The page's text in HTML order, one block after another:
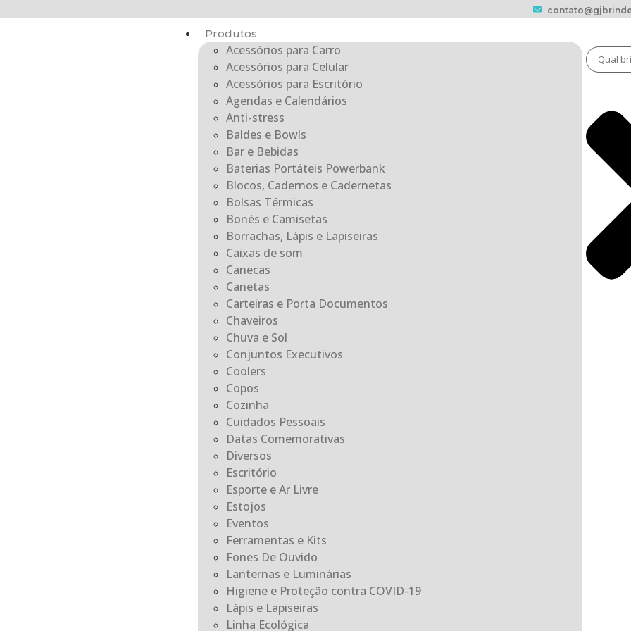
Produtos
Acessórios para Carro
Acessórios para Celular
Acessórios para Escritório
Agendas e Calendários
Anti-stress
Baldes e Bowls
Bar e Bebidas
Baterias Portáteis Powerbank
Blocos, Cadernos e Cadernetas
Bolsas Térmicas
Bonés e Camisetas
Borrachas, Lápis e Lapiseiras
Caixas de som
Canecas
Canetas
Carteiras e Porta Documentos
Chaveiros
Chuva e Sol
Conjuntos Executivos
Coolers
Copos
Cozinha
Cuidados Pessoais
Datas Comemorativas
Diversos
Escritório
Esporte e Ar Livre
Estojos
Eventos
Ferramentas e Kits
Fones De Ouvido
Lanternas e Luminárias
Higiene e Proteção contra COVID-19
Lápis e Lapiseiras
Linha Ecológica